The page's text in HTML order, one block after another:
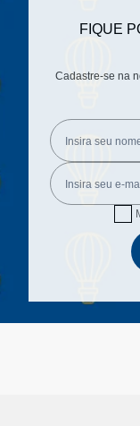
FIQUE
Cadastre-se na